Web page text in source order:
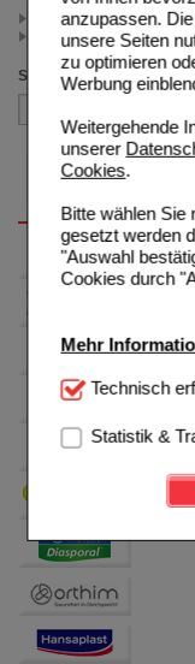
anzupassen.
unsere Seiten
zu optimieren
Werbung
Weitergehende
unserer
Cookies.
Bitte wählen Sie
gesetzt werden
"Auswahl
Cookies durch
Mehr
Technisch
Website
Kundenkonto),
werden kann.
beispielsweise
Besuchers oder
anzupassen.
auch auf Ihre
Technisch
Statistik &
< 25.00 (2)
>= 25.00 (1)
Sortieren nach